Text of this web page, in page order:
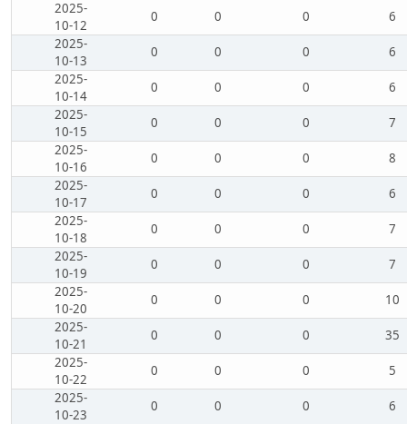
2025-
10-12
0 0 0
6
2025-
10-13
0 0 0
6
2025-
10-14
0 0 0
6
2025-
10-15
0 0 0
7
2025-
10-16
0 0 0
8
2025-
10-17
0 0 0
6
2025-
10-18
0 0 0
7
2025-
10-19
0 0 0
7
2025-
10-20
0 0 0
10
2025-
10-21
0 0 0
35
2025-
10-22
0 0 0
5
2025-
10-23
0 0 0
6